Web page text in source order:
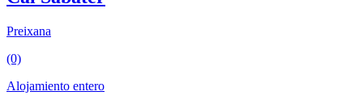
Preixana
(0)
Alojamiento entero